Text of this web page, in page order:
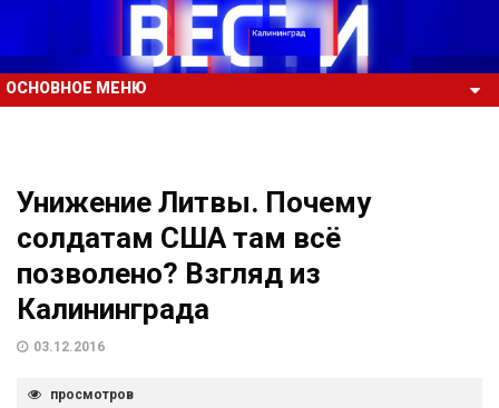
ОСНОВНОЕ МЕНЮ
Унижение Литвы. Почему
солдатам США там всё
позволено? Взгляд из
Калининграда
03.12.2016
просмотров